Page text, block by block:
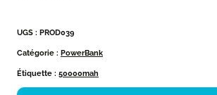
UGS : PROD039
Catégorie : PowerBank
Étiquette : 50000mah